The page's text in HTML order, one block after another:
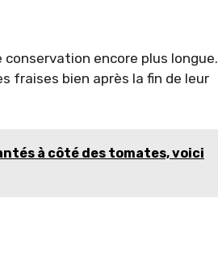
conservation encore plus longue.
fraises bien après la fin de leur
à côté des tomates, voici